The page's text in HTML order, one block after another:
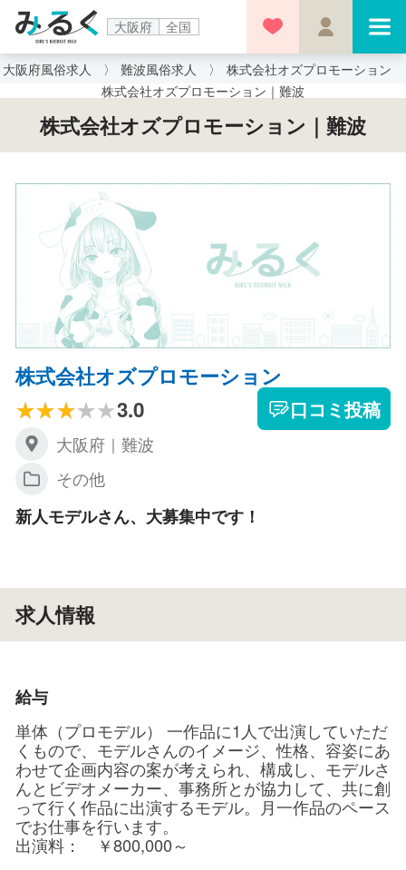
大阪府 全国
大阪府風俗求人 難波風俗求人
株式会社オズプロモーション
株式会社オズプロモーション｜難波
株式会社オズプロモーション｜難波
株式会社オズプロモーション
3.0
口コミ投稿
大阪府｜難波
その他
新人モデルさん、大募集中です！
求人情報
給与
単体（プロモデル） 一作品に1人で出演していただ
くもので、モデルさんのイメージ、性格、容姿にあ
わせて企画内容の案が考えられ、構成し、モデルさ
んとビデオメーカー、事務所とが協力して、共に創
って行く作品に出演するモデル。月一作品のペース
でお仕事を行います。
出演料： ￥800,000～